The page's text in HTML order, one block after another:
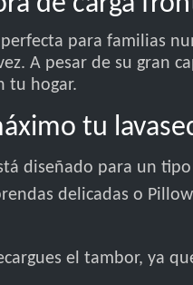
para familias
A pesar de su gran
tu hogar.
tu
diseñado para un
delicadas o
el tambor, ya